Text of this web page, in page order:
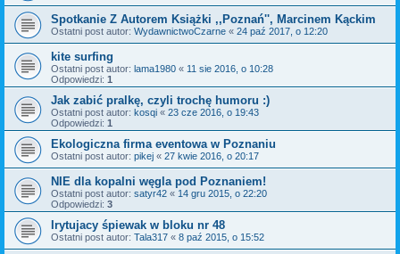
Spotkanie Z Autorem Książki ,,Poznań'', Marcinem Kąckim
Ostatni post autor: WydawnictwoCzarne « 24 paź 2017, o 12:20
kite surfing
Ostatni post autor: lama1980 « 11 sie 2016, o 10:28
Odpowiedzi: 1
Jak zabić pralkę, czyli trochę humoru :)
Ostatni post autor: kosqi « 23 cze 2016, o 19:43
Odpowiedzi: 1
Ekologiczna firma eventowa w Poznaniu
Ostatni post autor: pikej « 27 kwie 2016, o 20:17
NIE dla kopalni węgla pod Poznaniem!
Ostatni post autor: satyr42 « 14 gru 2015, o 22:20
Odpowiedzi: 3
Irytujacy śpiewak w bloku nr 48
Ostatni post autor: Tala317 « 8 paź 2015, o 15:52